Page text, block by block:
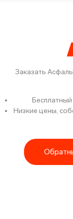
Заказать
Низкие цены,